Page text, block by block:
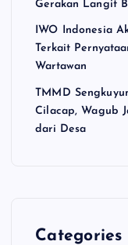
Gerakan Langit
IWO Indonesia
Terkait
Wartawan
TMMD
Cilacap, Wagub
dari Desa
Categories